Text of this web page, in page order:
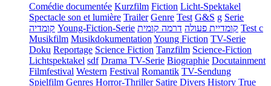
Comédie documentée Kurzfilm Fiction Licht-Spektakel
Spectacle son et lumière Trailer Genre Test G&S g Serie
קומדיה Young-Fiction-Serie קומדיית פעולה דרמה קומית
Test c
Musikfilm Musikdokumentation Young Fiction TV-Serie
Doku Reportage Science Fiction Tanzfilm Science-Fiction
Lichtspektakel sdf Drama TV-Serie Biographie Docutainment
Filmfestival Western Festival Romantik TV-Sendung
Spielfilm Genres Horror-Thriller Satire Divers History True